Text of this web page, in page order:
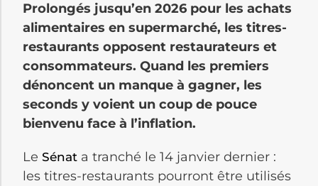
Prolongés jusqu’en 2026 pour les achats
alimentaires en supermarché, les titres-
restaurants opposent restaurateurs et
consommateurs. Quand les premiers
dénoncent un manque à gagner, les
seconds y voient un coup de pouce
bienvenu face à l’inflation.
Le Sénat a tranché le 14 janvier dernier :
les titres-restaurants pourront être utilisés